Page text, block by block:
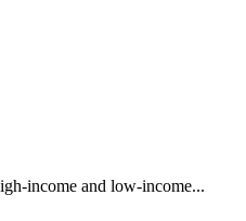
income and low-income...